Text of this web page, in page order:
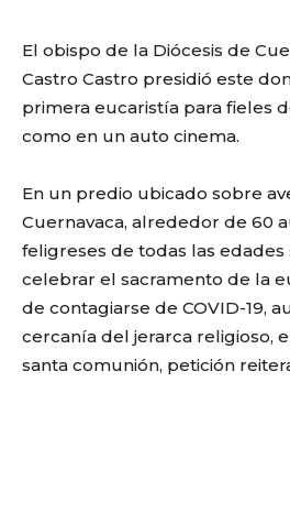
El obispo de la Diócesis de
Castro Castro presidió este
primera eucaristía para fieles
como en un auto cinema.
En un predio ubicado sobre
Cuernavaca, alrededor de 60
feligreses de todas las
celebrar el sacramento de la
de contagiarse de COVID-19,
cercanía del jerarca religioso,
santa comunión, petición